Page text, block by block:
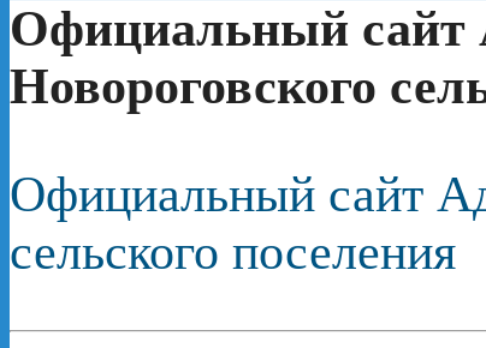
Официальный сайт
Новороговского
Официальный сайт
сельского поселения